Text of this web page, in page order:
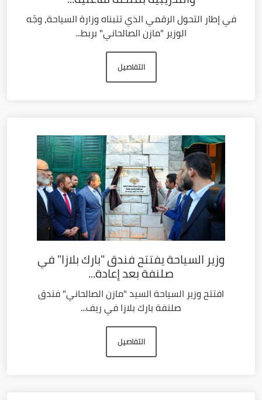
في إطار التحول الرقمي الذي تتبناه وزارة السياحة، وجّه
الوزير "مازن الصالحاني" بربط...
التفاصيل
وزير السياحة يفتتح فندق "بارك بلازا" في
صلنفة بعد إعادة...
افتتح وزير السياحة السيد "مازن الصالحاني" فندق
صلنفة بارك بلازا في ريف...
التفاصيل